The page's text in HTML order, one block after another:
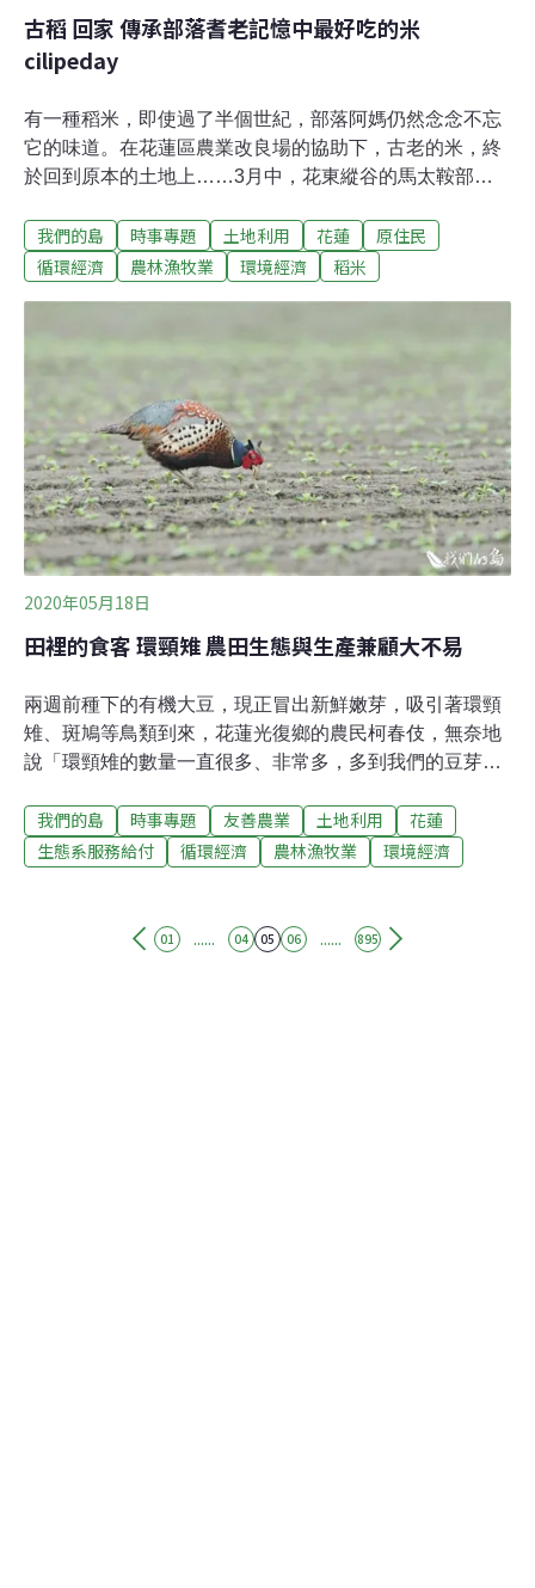
古稻 回家 傳承部落耆老記憶中最好吃的米
cilipeday
有一種稻米，即使過了半個世紀，部落阿媽仍然念念不忘
它的味道。在花蓮區農業改良場的協助下，古老的米，終
於回到原本的土地上……3月中，花東縱谷的馬太鞍部
種，並不是老人家心中最好吃的米飯。老人家心目中最好
吃、釀酒最香甜的米，是一種早已沒人種植的糯米。
量大、適合機械化耕種的水稻，取代了傳統陸稻，部落年
輕一輩早已不識古稻的滋味。但老人家總會在住家旁邊小
小的菜園裡，闢一小片保種區，每家品系都不相同，也因
此保有著多樣性。隨著部落耆老凋零，許多種子也跟著失
傳。花蓮區農業改良場20多年前開始意識到，種原消失的
危機，到原鄉蒐集各種陸稻，目前為止保存約200種陸稻
種子，都存放在冷凍庫裡。稻榖放在冷凍庫太久
我們的島 時事專題 土地利用 花蓮
原住民
循環經濟
農林漁牧業 環境經濟 稻米
2020年05月18日
田裡的食客 環頸雉 農田生態與生產兼顧大不易
兩週前種下的有機大豆，現正冒出新鮮嫩芽，吸引著環頸
雉、斑鳩等鳥類到來，花蓮光復鄉的農民柯春伎，無奈地
說「環頸雉的數量一直很多、非常多，多到我們的豆芽剛
巡田，想在田間產生一些嚇阻效果。人狗在田間走，反而
常被環頸雉，突然一個飛衝出來嚇一大跳。不過柯春伎仍
園裡，人與鳥的關係有很大的不同。環境學院楊懿如老師
我們的島 時事專題 友善農業 土地利用
花蓮
生態系服務給付
循環經濟 農林漁牧業 環境經濟
01 ...... 04 05 06 ...... 895